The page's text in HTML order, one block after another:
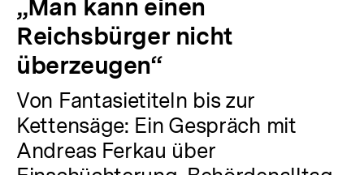
„Man kann einen
Reichsbürger nicht
überzeugen“
Von Fantasietiteln bis zur
Kettensäge: Ein Gespräch mit
Andreas Ferkau über